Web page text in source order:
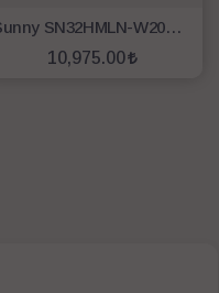
Sunny SN32HMLN-W20S HD 32" 82 Ekran Uydu Alıcılı webOS Smart LED TV
10,975.00